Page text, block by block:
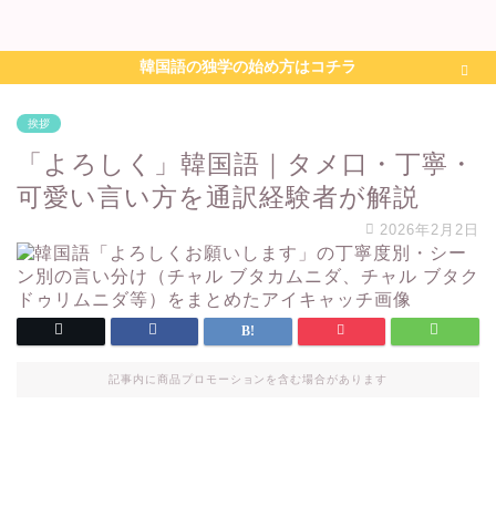
韓国語の独学の始め方はコチラ
挨拶
「よろしく」韓国語｜タメ口・丁寧・
可愛い言い方を通訳経験者が解説
2026年2月2日
記事内に商品プロモーションを含む場合があります